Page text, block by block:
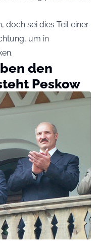
doch sei dies Teil einer
um in
den
Peskow